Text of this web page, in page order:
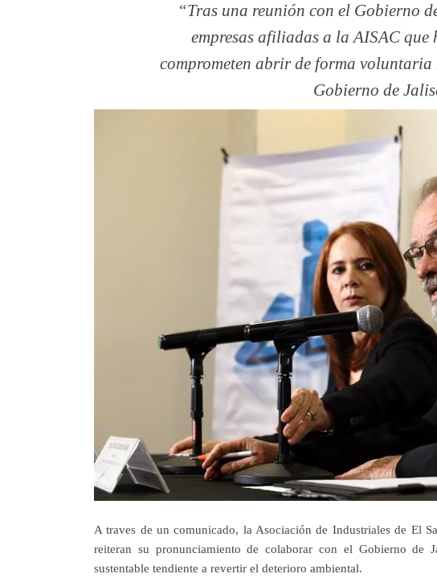
Tras una reunión con el Gobierno
empresas afiliadas a la AISAC que
comprometen abrir de forma voluntaria
Gobierno de
A traves de un comunicado, la Asociación de Industriales de El
reiteran su pronunciamiento de colaborar con el Gobierno de
sustentable tendiente a revertir el deterioro ambiental.